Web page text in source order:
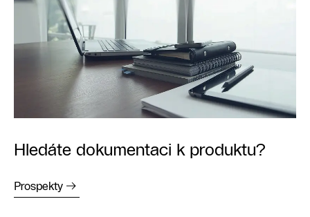
Hledáte dokumentaci k produktu?
Prospekty